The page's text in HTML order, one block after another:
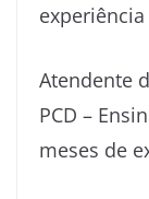
experiência
Atendente
PCD –
meses de